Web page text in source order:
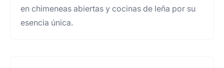
en chimeneas abiertas y cocinas de leña por su
esencia única.